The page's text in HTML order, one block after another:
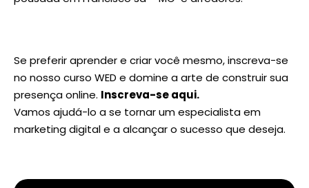
Se preferir aprender e criar você mesmo, inscreva-se
no nosso curso WED e domine a arte de construir sua
presença online. Inscreva-se aqui.
Vamos ajudá-lo a se tornar um especialista em
marketing digital e a alcançar o sucesso que deseja.